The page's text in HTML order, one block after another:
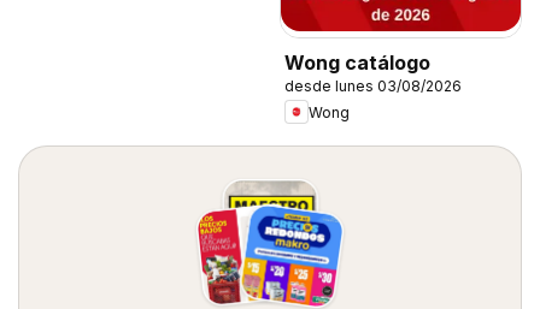
Wong catálogo
desde lunes 03/08/2026
Wong